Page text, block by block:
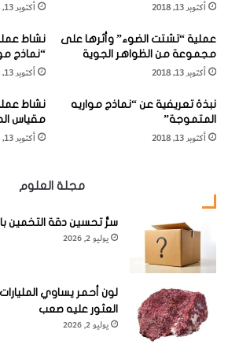
وهذا العامل تزداد أهميته عندما نفكر في
الكبد. كما أن تكلفتها أقل؛ لأنها لا تحتاج
في حد نفسها ((الاختراع))، لكنها عنصر لا
لطريقة ((باربرو)) الجديدة، التي تشمل
(
القياسية، وتصحيح
وتقول ((باربرو)): ((إن الفكرة كانت
أنني سأواجه الكثير من الصعوبات، أو أنه
من العمل المضني.
ل
ر
س
و
"
ت
ا
ا
ل
م
ر
ض
ب
ا
ر
و
أكتوبر 13, 2018 أكتوبر 13, 2018
عملية “تشتت الضوء” وأثرها على
مجموعة من الظواهر الجوية
أكتوبر 13, 2018
نشاط
“نماذج
أكتوبر 13, 2018
نبذة تعريفية عن “نماذج مواريه
المتموجة”
أكتوبر 13, 2018
نشاط
مقياس
أكتوبر 13, 2018
مجلة العلوم
سرُّ تحسين دقة التخمين
يوليو 2, 2026
لون أحمر يساوي
العثور عليه صعب
يوليو 2, 2026